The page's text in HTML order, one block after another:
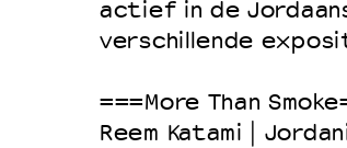
actief in de
verschillende
===More Than
Reem Katami |